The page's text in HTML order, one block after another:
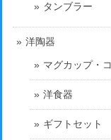
タンブラー
洋陶器
マグカップ・
洋食器
ギフトセット